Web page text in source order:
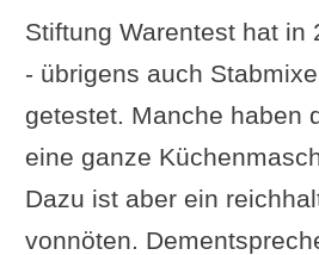
Stiftung Warentest hat in
- übrigens auch
getestet. Manche haben
eine ganze
Dazu ist aber ein
vonnöten.